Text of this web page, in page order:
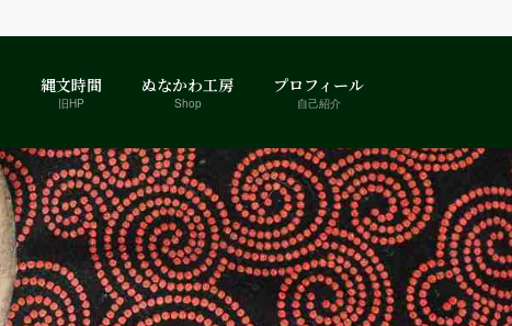
縄文時間
旧HP
ぬなかわ工房
Shop
プロフィール
自己紹介